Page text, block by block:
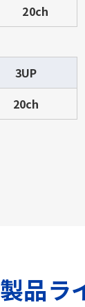
20ch
3UP
20ch
製品ラ